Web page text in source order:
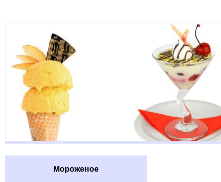
Мороженое